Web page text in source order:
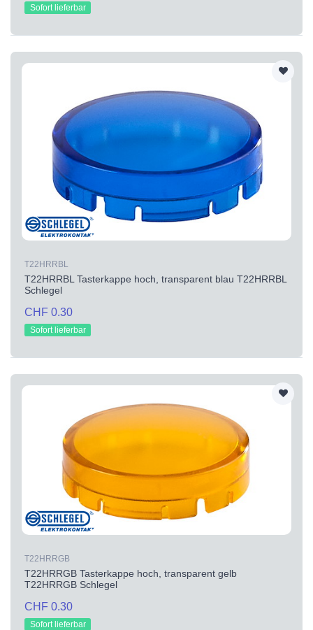
Sofort lieferbar
T22HRRBL
T22HRRBL Tasterkappe hoch, transparent blau T22HRRBL
Schlegel
CHF 0.30
Sofort lieferbar
T22HRRGB
T22HRRGB Tasterkappe hoch, transparent gelb
T22HRRGB Schlegel
CHF 0.30
Sofort lieferbar